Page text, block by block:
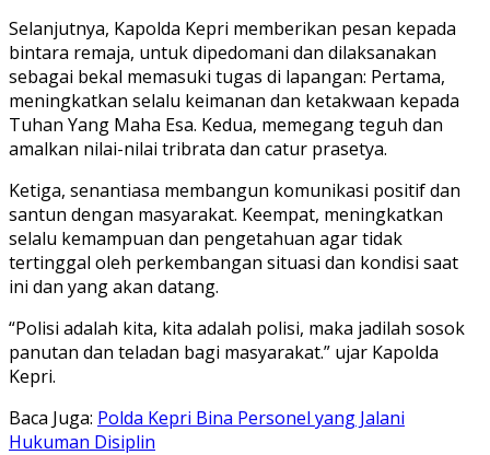
Selanjutnya, Kapolda Kepri memberikan pesan kepada
bintara remaja, untuk dipedomani dan dilaksanakan
sebagai bekal memasuki tugas di lapangan: Pertama,
meningkatkan selalu keimanan dan ketakwaan kepada
Tuhan Yang Maha Esa. Kedua, memegang teguh dan
amalkan nilai-nilai tribrata dan catur prasetya.
Ketiga, senantiasa membangun komunikasi positif dan
santun dengan masyarakat. Keempat, meningkatkan
selalu kemampuan dan pengetahuan agar tidak
tertinggal oleh perkembangan situasi dan kondisi saat
ini dan yang akan datang.
“Polisi adalah kita, kita adalah polisi, maka jadilah sosok
panutan dan teladan bagi masyarakat.” ujar Kapolda
Kepri.
Baca Juga: Polda Kepri Bina Personel yang Jalani
Hukuman Disiplin